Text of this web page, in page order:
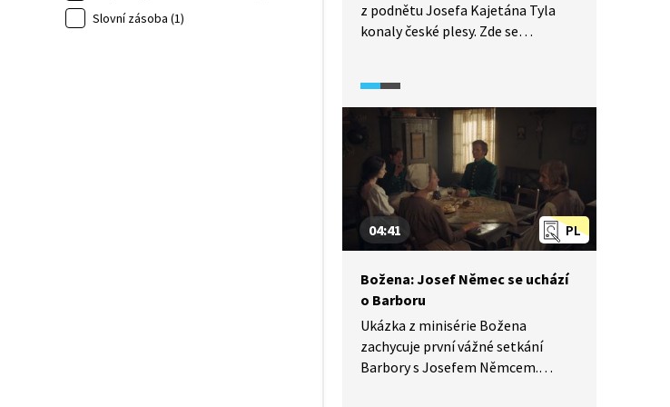
Slovní zásoba (1)
z podnětu Josefa Kajetána Tyla
konaly české plesy. Zde se
společnosti. Ukázka z druhé části
minisérie Božena zachycuje
Boženu Němcovou s manželem
na českém bálu, kde se potkala
nejen s Tylem či Erbenem, ale také
s Václavem Bolemírem Nebeským.
PL
04:41
Božena: Josef Němec se uchází
o Barboru
Ukázka z minisérie Božena
zachycuje první vážné setkání
Barbory s Josefem Němcem.